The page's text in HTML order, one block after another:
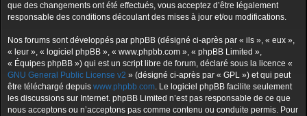
que des changements ont été effectués, vous acceptez d’être légalement
responsable des conditions découlant des mises à jour et/ou modifications.
Nos forums sont développés par phpBB (désigné ci-après par « ils », « eux »,
« leur », « logiciel phpBB », « www.phpbb.com », « phpBB Limited »,
« Équipes phpBB ») qui est un script libre de forum, déclaré sous la licence «
GNU General Public License v2 » (désigné ci-après par « GPL ») et qui peut
être téléchargé depuis www.phpbb.com. Le logiciel phpBB facilite seulement
les discussions sur Internet. phpBB Limited n’est pas responsable de ce que
nous acceptons ou n’acceptons pas comme contenu ou conduite permis. Pour